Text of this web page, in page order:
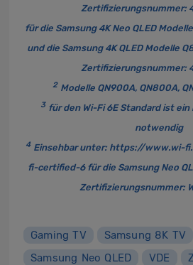
Zertifizierungsnummer:
für die Samsung 4K Neo QLED
und die Samsung 4K QLED Modelle
Zertifizierungsnummer:
2 Modelle QN900A, QN800A,
3 für den Wi-Fi 6E Standard ist
notwendig
4 Einsehbar unter: https://www.wi-
fi-certified-6für die Samsung Neo
Zertifizierungsnummer:
Gaming TV
Samsung 8K TV
Samsung Neo QLED
VDE